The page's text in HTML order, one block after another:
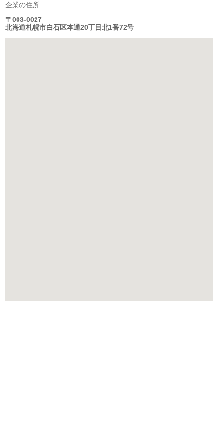
企業の住所
〒003-0027
北海道札幌市白石区本通20丁目北1番72号